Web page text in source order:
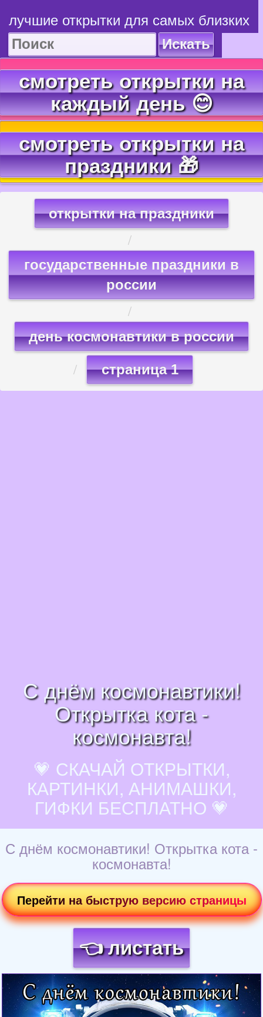
лучшие открытки для самых близких
Искать
смотреть открытки на
каждый день 😊
смотреть открытки на
праздники 🎁
открытки на праздники
государственные праздники в
россии
день космонавтики в россии
страница 1
С днём космонавтики!
Открытка кота -
космонавта!
💗 СКАЧАЙ ОТКРЫТКИ,
КАРТИНКИ, АНИМАШКИ,
ГИФКИ БЕСПЛАТНО 💗
С днём космонавтики! Открытка кота -
космонавта!
Перейти на быструю версию страницы
👈 листать
Загрузка картинки...